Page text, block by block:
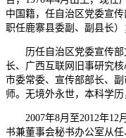
中国籍，任自治区党委宣
职任鹿寨县委副、副县长）
历任自治区党委宣传部
长、广西互联网旧事研究
市委常委、宣传部部长、
师。无境外永世，本科学
2007年8月至2012年12
书兼董事会秘书办公室从